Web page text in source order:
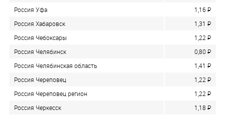
Россия Уфа
1,16P
Россия Хабаровск
1,31 P
Россия Чебоксары
1,22 P
Россия Челябинск
0,80P
Россия Челябинская область
1,41 P
Россия Череповец
1,22 P
Россия Череповец регион
1,22 P
Россия Черкесск
1,18 P